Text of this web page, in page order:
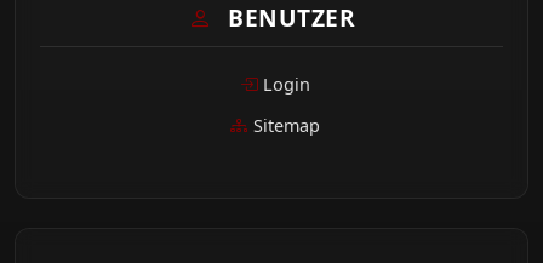
BENUTZER
Login
Sitemap